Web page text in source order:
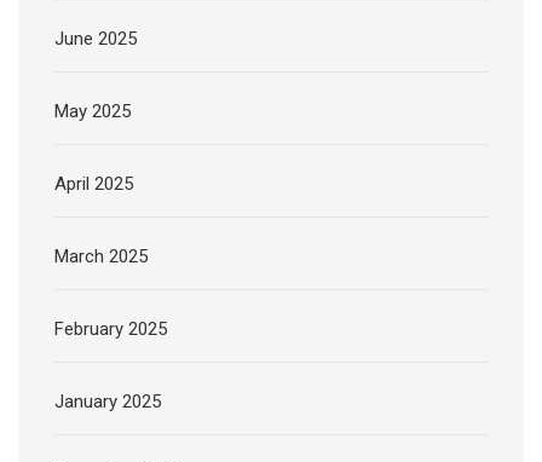
June 2025
May 2025
April 2025
March 2025
February 2025
January 2025